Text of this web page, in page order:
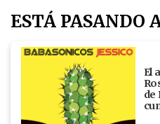
ESTÁ PASANDO
El
de